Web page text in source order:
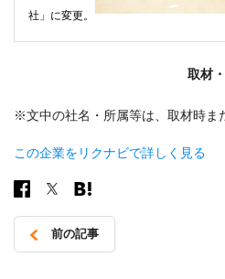
社」に変更。
取材
※文中の社名・所属等は、取材時ま
この企業をリクナビで詳しく見る
前の記事